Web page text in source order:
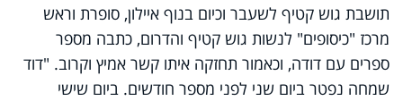
תושבת גוש קטיף לשעבר וכיום בנוף איילון, סופרת וראש
מרכז "כיסופים" לנשות גוש קטיף והדרום, כתבה מספר
ספרים עם דודה, וכאמור תחזקה איתו קשר אמיץ וקרוב. "דוד
שמחה נפטר ביום שני לפני מספר חודשים. ביום שישי